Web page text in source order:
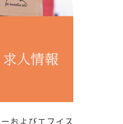
およびエフイス